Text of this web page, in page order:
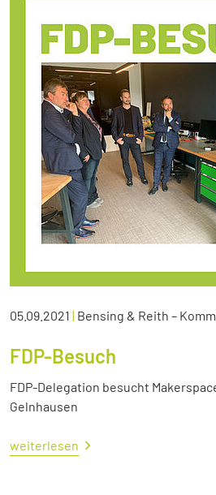
05.09.2021 | Bensing & Reith –
FDP-Besuch
FDP-Delegation besucht
Gelnhausen
weiterlesen